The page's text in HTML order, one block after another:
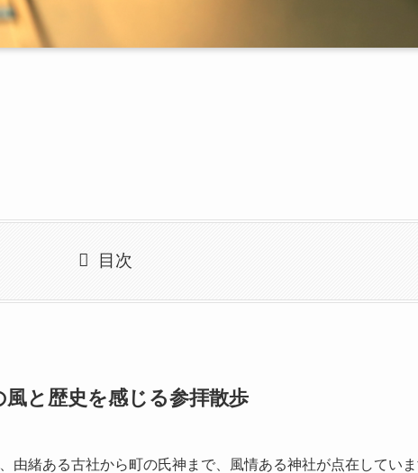
目次
と歴史を感じる参拝散歩
由緒ある古社から町の氏神まで、風情ある神社が点在してい